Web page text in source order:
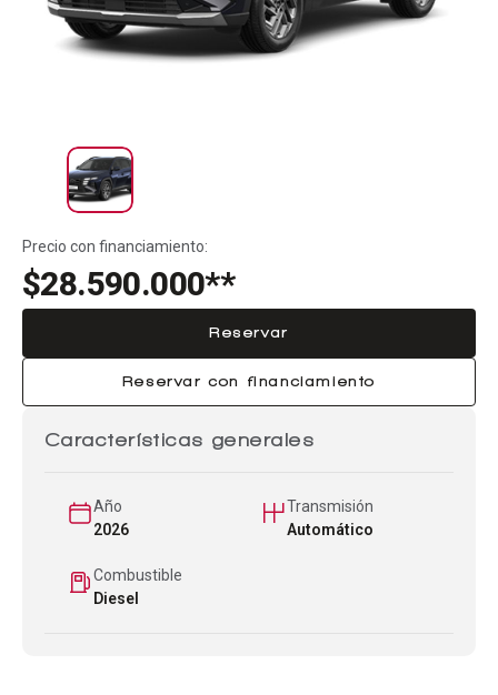
Precio con financiamiento:
$28.590.000**
Reservar
Reservar con financiamiento
Características generales
Año
2026
Transmisión
Automático
Combustible
Diesel